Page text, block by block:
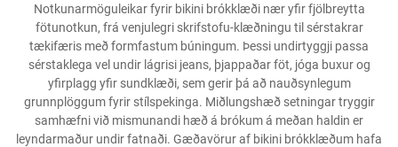
Notkunarmöguleikar fyrir bikini brókklæði nær yfir fjölbreytta
fötunotkun, frá venjulegri skrifstofu-klæðningu til sérstakrar
tækifæris með formfastum búningum. Þessi undirtyggji passa
sérstaklega vel undir lágrisi jeans, þjappaðar föt, jóga buxur og
yfirplagg yfir sundklæði, sem gerir þá að nauðsynlegum
grunnplöggum fyrir stílspekinga. Miðlungshæð setningar tryggir
samhæfni við mismunandi hæð á brókum á meðan haldin er
leyndarmaður undir fatnaði. Gæðavörur af bikini brókklæðum hafa